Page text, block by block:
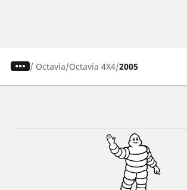
/ Octavia Octavia 4X4 2005